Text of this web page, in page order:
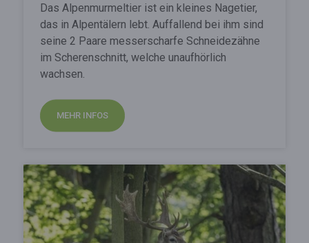
Das Alpenmurmeltier ist ein kleines Nagetier,
das in Alpentälern lebt. Auffallend bei ihm sind
seine 2 Paare messerscharfe Schneidezähne
im Scherenschnitt, welche unaufhörlich
wachsen.
MEHR INFOS